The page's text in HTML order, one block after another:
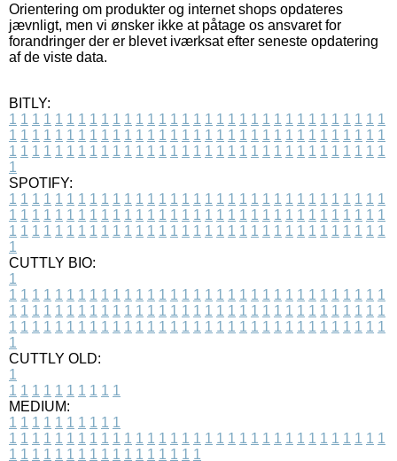
Orientering om produkter og internet shops opdateres
jævnligt, men vi ønsker ikke at påtage os ansvaret for
forandringer der er blevet iværksat efter seneste opdatering
af de viste data.
BITLY:
1 1 1 1 1 1 1 1 1 1 1 1 1 1 1 1 1 1 1 1 1 1 1 1 1 1 1 1 1 1 1 1 1
1 1 1 1 1 1 1 1 1 1 1 1 1 1 1 1 1 1 1 1 1 1 1 1 1 1 1 1 1 1 1 1 1
1 1 1 1 1 1 1 1 1 1 1 1 1 1 1 1 1 1 1 1 1 1 1 1 1 1 1 1 1 1 1 1 1
1
SPOTIFY:
1 1 1 1 1 1 1 1 1 1 1 1 1 1 1 1 1 1 1 1 1 1 1 1 1 1 1 1 1 1 1 1 1
1 1 1 1 1 1 1 1 1 1 1 1 1 1 1 1 1 1 1 1 1 1 1 1 1 1 1 1 1 1 1 1 1
1 1 1 1 1 1 1 1 1 1 1 1 1 1 1 1 1 1 1 1 1 1 1 1 1 1 1 1 1 1 1 1 1
1
CUTTLY BIO:
1
1 1 1 1 1 1 1 1 1 1 1 1 1 1 1 1 1 1 1 1 1 1 1 1 1 1 1 1 1 1 1 1 1
1 1 1 1 1 1 1 1 1 1 1 1 1 1 1 1 1 1 1 1 1 1 1 1 1 1 1 1 1 1 1 1 1
1 1 1 1 1 1 1 1 1 1 1 1 1 1 1 1 1 1 1 1 1 1 1 1 1 1 1 1 1 1 1 1 1
1
CUTTLY OLD:
1
1 1 1 1 1 1 1 1 1 1
MEDIUM:
1 1 1 1 1 1 1 1 1 1
1 1 1 1 1 1 1 1 1 1 1 1 1 1 1 1 1 1 1 1 1 1 1 1 1 1 1 1 1 1 1 1 1
1 1 1 1 1 1 1 1 1 1 1 1 1 1 1 1 1